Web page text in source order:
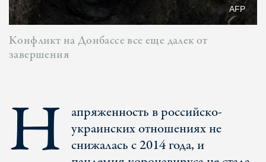
AFP
Конфликт на Донбассе все еще далек от
завершения
Н
апряженность в российско-
украинских отношениях не
снижалась с 2014 года, и